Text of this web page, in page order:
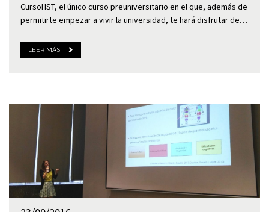
CursoHST, el único curso preuniversitario en el que, además de
permitirte empezar a vivir la universidad, te hará disfrutar de…
LEER MÁS